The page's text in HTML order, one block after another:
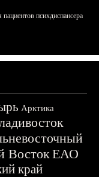
пациентов психдиспансера
Арктика
ВостокЕАО
край